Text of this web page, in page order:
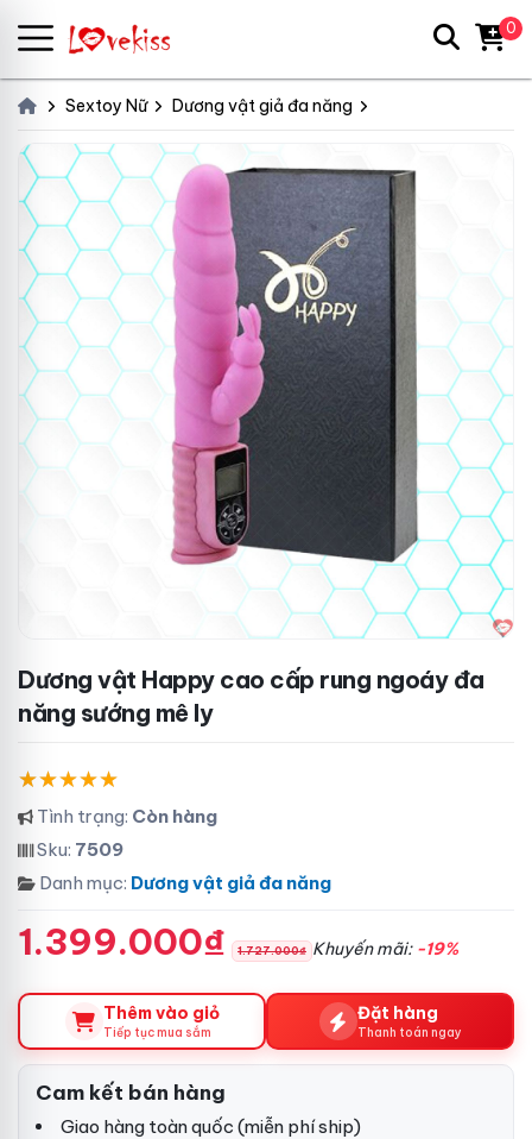
Sextoy Nữ Dương vật giả đa năng
Dương vật Happy cao cấp rung ngoáy đa
năng sướng mê ly
Tình trạng: Còn hàng
Sku: 7509
Danh mục: Dương vật giả đa năng
1.399.000₫ 1.727.000₫ Khuyến mãi: -19%
Thêm vào giỏ
Tiếp tục mua sắm
Đặt hàng
Thanh toán ngay
Cam kết bán hàng
Giao hàng toàn quốc (miễn phí ship)
0